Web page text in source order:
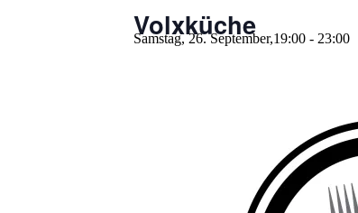
Volxküche
Samstag, 26. September,19:00 - 23:00